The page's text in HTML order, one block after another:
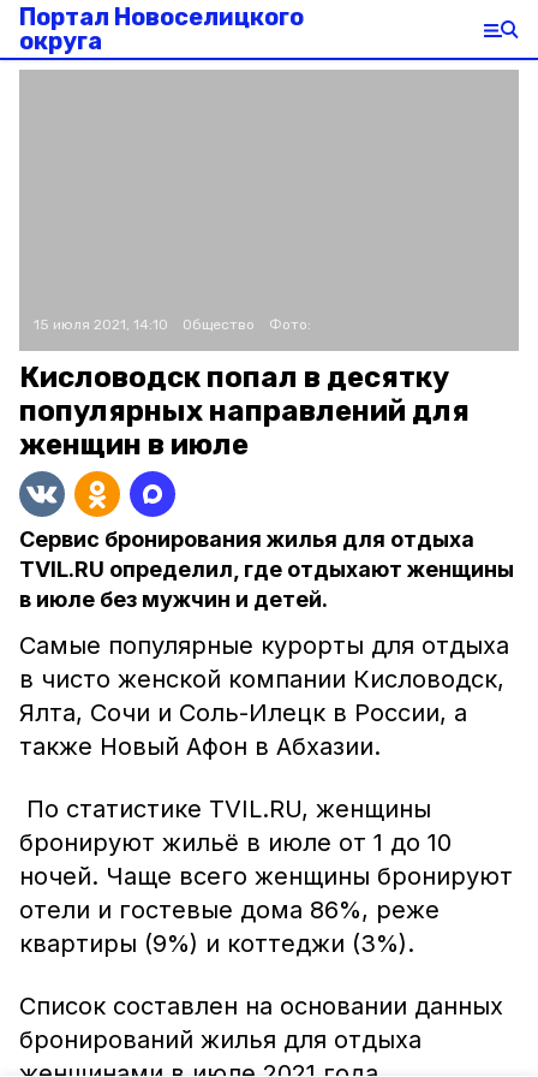
Портал Новоселицкого
округа
15 июля 2021, 14:10 Общество Фото:
Кисловодск попал в десятку
популярных направлений для
женщин в июле
Сервис бронирования жилья для отдыха
TVIL.RU определил, где отдыхают женщины
в июле без мужчин и детей.
Самые популярные курорты для отдыха
в чисто женской компании Кисловодск,
Ялта, Сочи и Соль-Илецк в России, а
также Новый Афон в Абхазии.
По статистике TVIL.RU, женщины
бронируют жильё в июле от 1 до 10
ночей. Чаще всего женщины бронируют
отели и гостевые дома 86%, реже
квартиры (9%) и коттеджи (3%).
Список составлен на основании данных
бронирований жилья для отдыха